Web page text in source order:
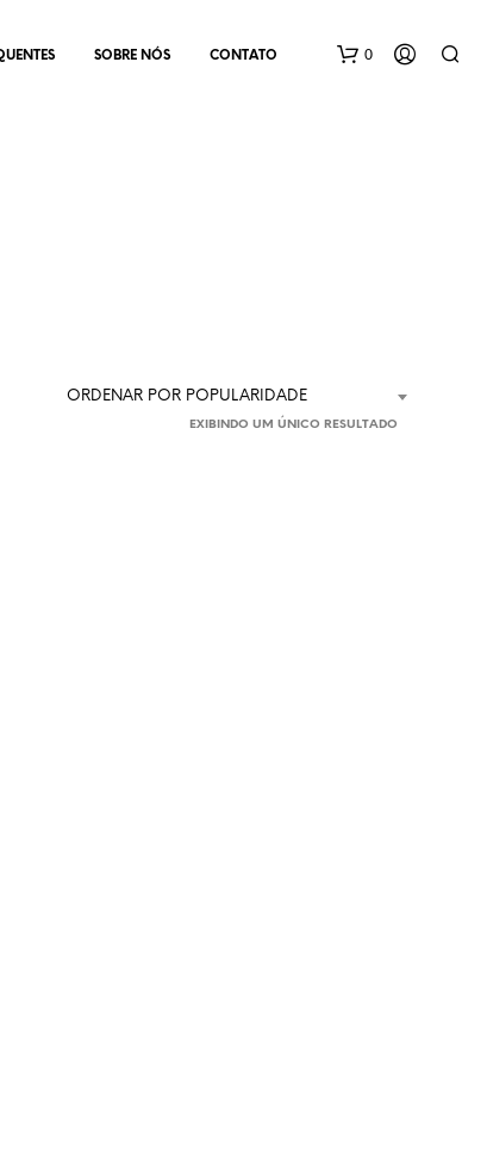
SOBRE NÓS CONTATO 0
N
ORDENAR POR POPULARIDADE
EXIBINDO UM ÚNICO RESULTADO